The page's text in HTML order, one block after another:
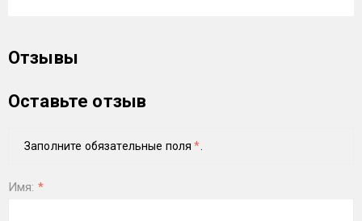
Отзывы
Оставьте отзыв
Заполните обязательные поля*
Имя: *